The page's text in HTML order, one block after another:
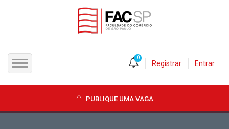
CANDIDATOS
0
Registrar Entrar
PUBLIQUE UMA VAGA